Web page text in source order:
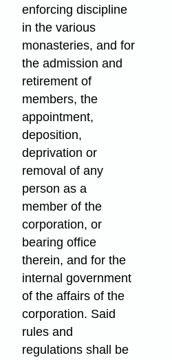
enforcing discipline
in the various
monasteries, and for
the admission and
retirement of
members, the
appointment,
deposition,
deprivation or
removal of any
person as a
member of the
corporation, or
bearing office
therein, and for the
internal government
of the affairs of the
corporation. Said
rules and
regulations shall be